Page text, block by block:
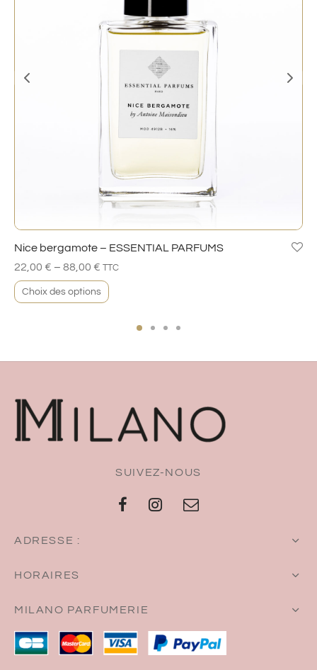
Nice bergamote – ESSENTIAL PARFUMS
22,00 € – 88,00 € TTC
Choix des options
SUIVEZ-NOUS
ADRESSE :
HORAIRES
MILANO PARFUMERIE